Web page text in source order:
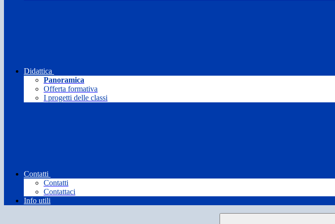
Didattica
Panoramica
Offerta formativa
I progetti delle classi
Contatti
Contatti
Contattaci
Info utili